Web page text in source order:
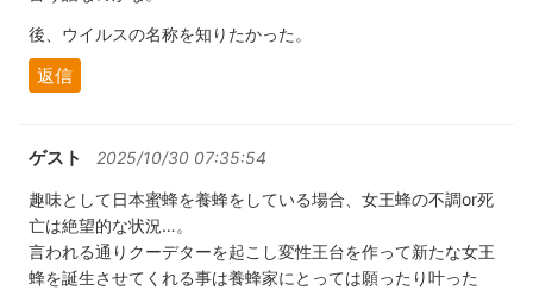
後、ウイルスの名称を知りたかった。
返信
ゲスト 2025/10/30 07:35:54
趣味として日本蜜蜂を養蜂をしている場合、女王蜂の不調or死
亡は絶望的な状況…。
言われる通りクーデターを起こし変性王台を作って新たな女王
蜂を誕生させてくれる事は養蜂家にとっては願ったり叶った